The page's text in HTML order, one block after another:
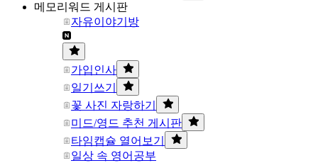
메모리워드 게시판
자유이야기방
가입인사
일기쓰기
꽃 사진 자랑하기
미드/영드 추천 게시판
타임캡슐 열어보기
일상 속 영어공부